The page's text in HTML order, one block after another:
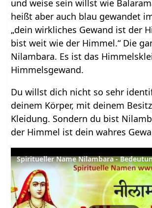
und weise sein willst wie
heißt aber auch blau gewandet
„dein wirkliches Gewand ist der
bist weit wie der Himmel.“ Die
Nilambara. Es ist das
Himmelsgewand.
Du willst dich nicht so sehr
deinem Körper, mit deinem
Kleidung. Sondern du bist
der Himmel ist dein wahres